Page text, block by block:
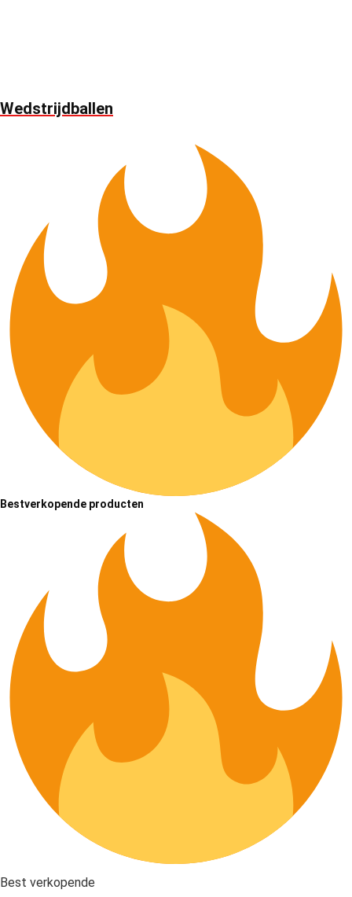
Wedstrijdballen
Bestverkopende producten
Best verkopende